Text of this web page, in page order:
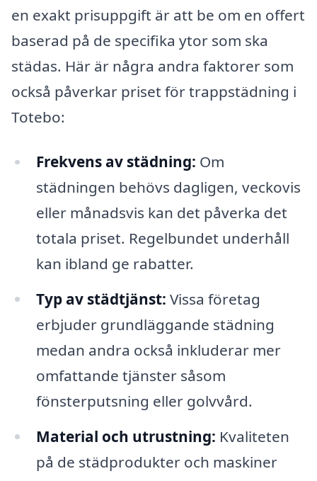
en exakt prisuppgift är att be om en offert
baserad på de specifika ytor som ska
städas. Här är några andra faktorer som
också påverkar priset för trappstädning i
Totebo:
Frekvens av städning: Om
städningen behövs dagligen, veckovis
eller månadsvis kan det påverka det
totala priset. Regelbundet underhåll
kan ibland ge rabatter.
Typ av städtjänst: Vissa företag
erbjuder grundläggande städning
medan andra också inkluderar mer
omfattande tjänster såsom
fönsterputsning eller golvvård.
Material och utrustning: Kvaliteten
på de städprodukter och maskiner